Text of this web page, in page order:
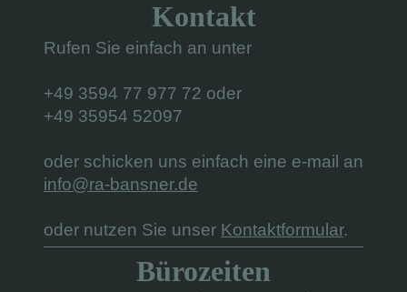
Kontakt
Rufen Sie einfach an unter
+49 3594 77 977 72 oder
+49 35954 52097
oder schicken uns einfach eine e-mail an
info@ra-bansner.de
oder nutzen Sie unser Kontaktformular.
Bürozeiten